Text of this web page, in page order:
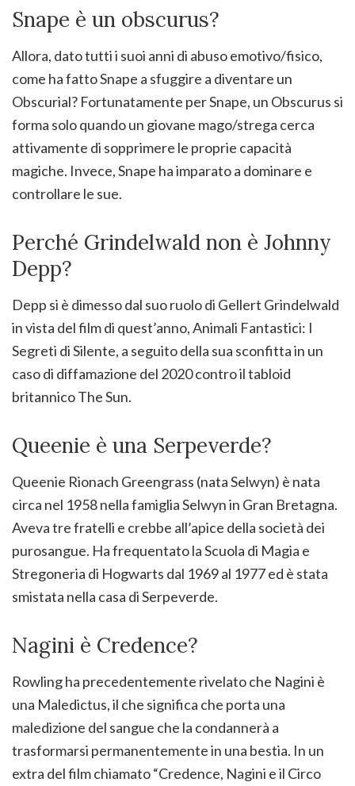
Snape è un obscurus?
Allora, dato tutti i suoi anni di abuso emotivo/fisico,
come ha fatto Snape a sfuggire a diventare un
Obscurial? Fortunatamente per Snape, un Obscurus si
forma solo quando un giovane mago/strega cerca
attivamente di sopprimere le proprie capacità
magiche. Invece, Snape ha imparato a dominare e
controllare le sue.
Perché Grindelwald non è Johnny
Depp?
Depp si è dimesso dal suo ruolo di Gellert Grindelwald
in vista del film di quest’anno, Animali Fantastici: I
Segreti di Silente, a seguito della sua sconfitta in un
caso di diffamazione del 2020 contro il tabloid
britannico The Sun.
Queenie è una Serpeverde?
Queenie Rionach Greengrass (nata Selwyn) è nata
circa nel 1958 nella famiglia Selwyn in Gran Bretagna.
Aveva tre fratelli e crebbe all’apice della società dei
purosangue. Ha frequentato la Scuola di Magia e
Stregoneria di Hogwarts dal 1969 al 1977 ed è stata
smistata nella casa di Serpeverde.
Nagini è Credence?
Rowling ha precedentemente rivelato che Nagini è
una Maledictus, il che significa che porta una
maledizione del sangue che la condannerà a
trasformarsi permanentemente in una bestia. In un
extra del film chiamato “Credence, Nagini e il Circo